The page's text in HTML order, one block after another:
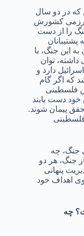
در دو سال
رزمی کشورش
را از دست
به این جنگ، با
توان
دارد و
که اگر گام
فلسطینی
دست یابند
پیمان شوند.
جنگ، چه
جنگ، هر دو
پنهانی
اهداف خود
چه